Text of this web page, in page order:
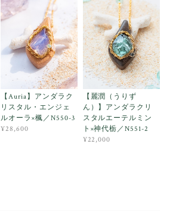
【Auria】アンダラク
リスタル・エンジェ
ルオーラ×楓／N550-3
¥28,600
【麗潤（うりず
ん）】アンダラクリ
スタルエーテルミン
ト×神代栃／N551-2
¥22,000